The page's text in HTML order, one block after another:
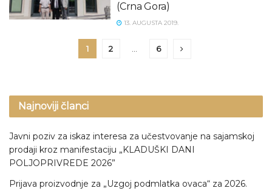
(Crna Gora)
13. AUGUSTA 2019.
1 2 … 6
Najnoviji članci
Javni poziv za iskaz interesa za učestvovanje na sajamskoj
prodaji kroz manifestaciju „KLADUŠKI DANI
POLJOPRIVREDE 2026”
Prijava proizvodnje za „Uzgoj podmlatka ovaca“ za 2026.